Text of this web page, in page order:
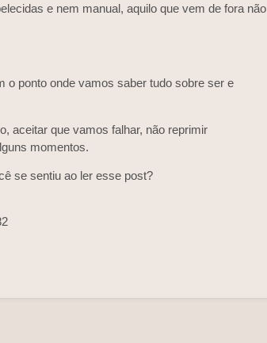
e nem manual, aquilo que vem de fora não
o ponto onde vamos saber tudo sobre ser e
aceitar que vamos falhar, não reprimir
momentos.
se sentiu ao ler esse post?